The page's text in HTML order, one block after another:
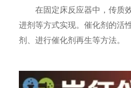
在固定床反应器中，传质效
进剂等方式实现。催化剂的活
剂、进行催化剂再生等方法。